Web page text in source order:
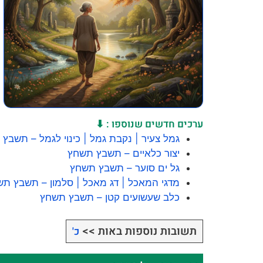
ערכים חדשים שנוספו : ⬇
גמל צעיר | נקבת גמל | כינוי לגמל –
יצור כלאיים – תשבץ תשחץ
גל ים סוער – תשבץ תשחץ
מדגי המאכל | דג מאכל | סלמון – תשבץ
כלב שעשועים קטן – תשבץ תשחץ
תשובות נוספות באות >> כ'